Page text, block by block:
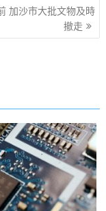
加沙市大批文物及時
撤走